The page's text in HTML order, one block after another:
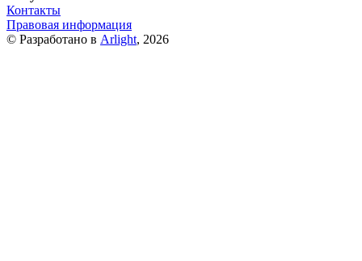
Контакты
Правовая информация
© Разработано в Arlight, 2026